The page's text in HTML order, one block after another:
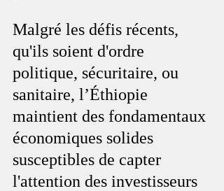
Malgré les défis récents,
qu'ils soient d'ordre
politique, sécuritaire, ou
sanitaire, l’Éthiopie
maintient des fondamentaux
économiques solides
susceptibles de capter
l'attention des investisseurs